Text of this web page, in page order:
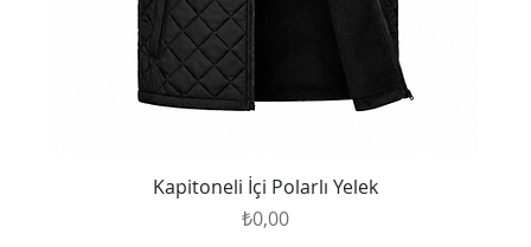
Kapitoneli İçi Polarlı Yelek
Fiyat
₺0,00